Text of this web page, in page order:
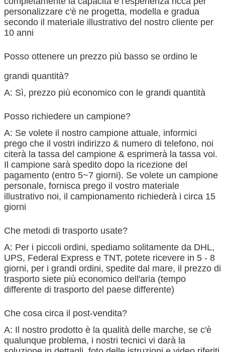
personalizzare c'è ne progetta, modella e gradua
secondo il materiale illustrativo del nostro cliente per
10 anni
Posso ottenere un prezzo più basso se ordino le
grandi quantità?
A: Sì, prezzo più economico con le grandi quantità
Posso richiedere un campione?
A: Se volete il nostro campione attuale, informici
prego che il vostri indirizzo & numero di telefono, noi
citerà la tassa del campione & esprimerà la tassa voi.
Il campione sarà spedito dopo la ricezione del
pagamento (entro 5~7 giorni). Se volete un campione
personale, fornisca prego il vostro materiale
illustrativo noi, il campionamento richiederà i circa 15
giorni
Che metodi di trasporto usate?
A: Per i piccoli ordini, spediamo solitamente da DHL,
UPS, Federal Express e TNT, potete ricevere in 5 - 8
giorni, per i grandi ordini, spedite dal mare, il prezzo di
trasporto siete più economico dell'aria (tempo
differente di trasporto del paese differente)
Che cosa circa il post-vendita?
A: Il nostro prodotto è la qualità delle marche, se c'è
qualunque problema, i nostri tecnici vi darà la